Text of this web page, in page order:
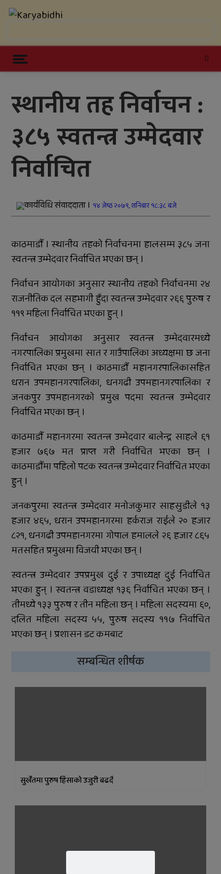
काठमाडौं उपत्यकाबाट बाहिरिने लामो
दूरीका सवारीसाधन बसपार्कमै रोकिए
काँक्रेविहारलाई विश्वस्तरीय पर्यटन केन्द्र
बनाउन सुझाव
सल्यानमा खोरेत रोग नियन्त्रणका लागि
जिल्ला अस्पतालमा जटिल शल्यक्रिया
समानताका लागि सरोकारवालाको १० बुँदे
प्रतिबद्धता
प्रदेशमै पहिलो प्रविधिमैत्री बन्दै विरेन्द्रनगर
कर्णालीमा विपद् प्रतिकार्य योजना लागू
रुकुम पश्चिमका छ स्थानीय तहले ल्याए
तिन अर्ब ६२ करोड बजेट
सार्वजनिक बिदामा पनि सेवा दिदै
कालीकोटका नौ पालिकाको चार अर्ब ५५
करोड बजेट
अपाङ्गता भएकी छात्राको शिक्षाबाट बन्चित
सुर्खेतमा लागुऔषधविरुद्ध सचेतना
कार्यक्रम
स्थानीय तह निर्वाचन :
३८५ स्वतन्त्र उम्मेदवार
निर्वाचित
कार्यविधि संवाददाता । १४ जेष्ठ २०७९, शनिबार १८:३८ बजे
काठमाडौँ । स्थानीय तहको निर्वाचनमा हालसम्म ३८५ जना
स्वतन्त्र उम्मेदवार निर्वाचित भएका छन् ।
निर्वाचन आयोगका अनुसार स्थानीय तहको निर्वाचनमा २४
राजनीतिक दल सहभागी हुँदा स्वतन्त्र उम्मेदवार २६६ पुरुष र
११९ महिला निर्वाचित भएका हुन् ।
निर्वाचन आयोगका अनुसार स्वतन्त्र उम्मेदवारमध्ये
नगरपालिका प्रमुखमा सात र गाउँपालिका अध्यक्षमा छ जना
निर्वाचित भएका छन् । काठमाडौँ महानगरपालिकासहित
धरान उपमहानगरपालिका, धनगढी उपमहानगरपालिका र
जनकपुर उपमहानगरको प्रमुख पदमा स्वतन्त्र उम्मेदवार
निर्वाचित भएका छन् ।
काठमाडौँ महानगरमा स्वतन्त्र उम्मेदवार बालेन्द्र साहले ६१
हजार ७६७ मत प्राप्त गरी निर्वाचित भएका छन् ।
काठमाडौँमा पहिलो पटक स्वतन्त्र उम्मेदवार निर्वाचित भएका
हुन् ।
जनकपुरमा स्वतन्त्र उम्मेदवार मनोजकुमार साहसुडीले १३
हजार ४६५, धरान उपमहानगरमा हर्कराज राईले २० हजार
८२१, धनगढी उपमहानगरमा गोपाल हमालले २६ हजार ८६५
मतसहित प्रमुखमा विजयी भएका छन् ।
स्वतन्त्र उम्मेदवार उपप्रमुख दुई र उपाध्यक्ष दुई निर्वाचित
भएका हुन् । स्वतन्त्र वडाध्यक्ष १३६ निर्वाचित भएका छन् ।
तीमध्ये १३३ पुरुष र तीन महिला छन् । महिला सदस्यमा ६०,
दलित महिला सदस्य ५५, पुरुष सदस्य ११७ निर्वाचित
भएका छन् । प्रशासन डट कमबाट
सम्बन्धित शीर्षक
सुर्खेतमा पुरुष हिंसाकाे उजुरी बढदै